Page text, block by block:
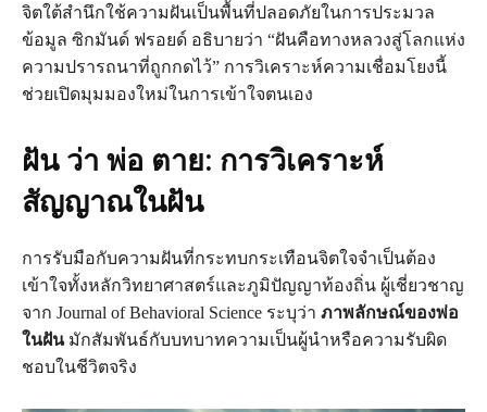
จิตใต้สำนึกใช้ความฝันเป็นพื้นที่ปลอดภัยในการประมวล
ข้อมูล ซิกมันด์ ฟรอยด์ อธิบายว่า “ฝันคือทางหลวงสู่โลกแห่ง
ความปรารถนาที่ถูกกดไว้” การวิเคราะห์ความเชื่อมโยงนี้
ช่วยเปิดมุมมองใหม่ในการเข้าใจตนเอง
ฝัน ว่า พ่อ ตาย: การวิเคราะห์
สัญญาณในฝัน
การรับมือกับความฝันที่กระทบกระเทือนจิตใจจำเป็นต้อง
เข้าใจทั้งหลักวิทยาศาสตร์และภูมิปัญญาท้องถิ่น ผู้เชี่ยวชาญ
จาก Journal of Behavioral Science ระบุว่า ภาพลักษณ์ของพ่อ
ในฝันมักสัมพันธ์กับบทบาทความเป็นผู้นำหรือความรับผิด
ชอบในชีวิตจริง